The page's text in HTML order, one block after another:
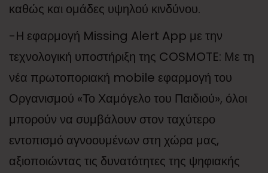
καθώς και ομάδες υψηλού κινδύνου.
-H εφαρμογή Missing Alert App με την
τεχνολογική υποστήριξη της COSMOTE: Με τη
νέα πρωτοποριακή mobile εφαρμογή του
Οργανισμού «Το Χαμόγελο του Παιδιού», όλοι
μπορούν να συμβάλουν στον ταχύτερο
εντοπισμό αγνοουμένων στη χώρα μας,
αξιοποιώντας τις δυνατότητες της ψηφιακής